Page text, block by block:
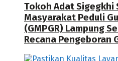
Tokoh Adat Sigegkhi
Masyarakat Peduli
(GMPGR) Lampung
Recana Pengeboran